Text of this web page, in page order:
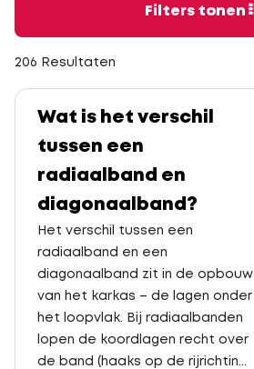
Filters tonen
206 Resultaten
Wat is het verschil
tussen een
radiaalband en
diagonaalband?
Het verschil tussen een
radiaalband en een
diagonaalband zit in de opbouw
van het karkas – de lagen onder
het loopvlak. Bij radiaalbanden
lopen de koordlagen recht over
de band (haaks op de rijrichtin...